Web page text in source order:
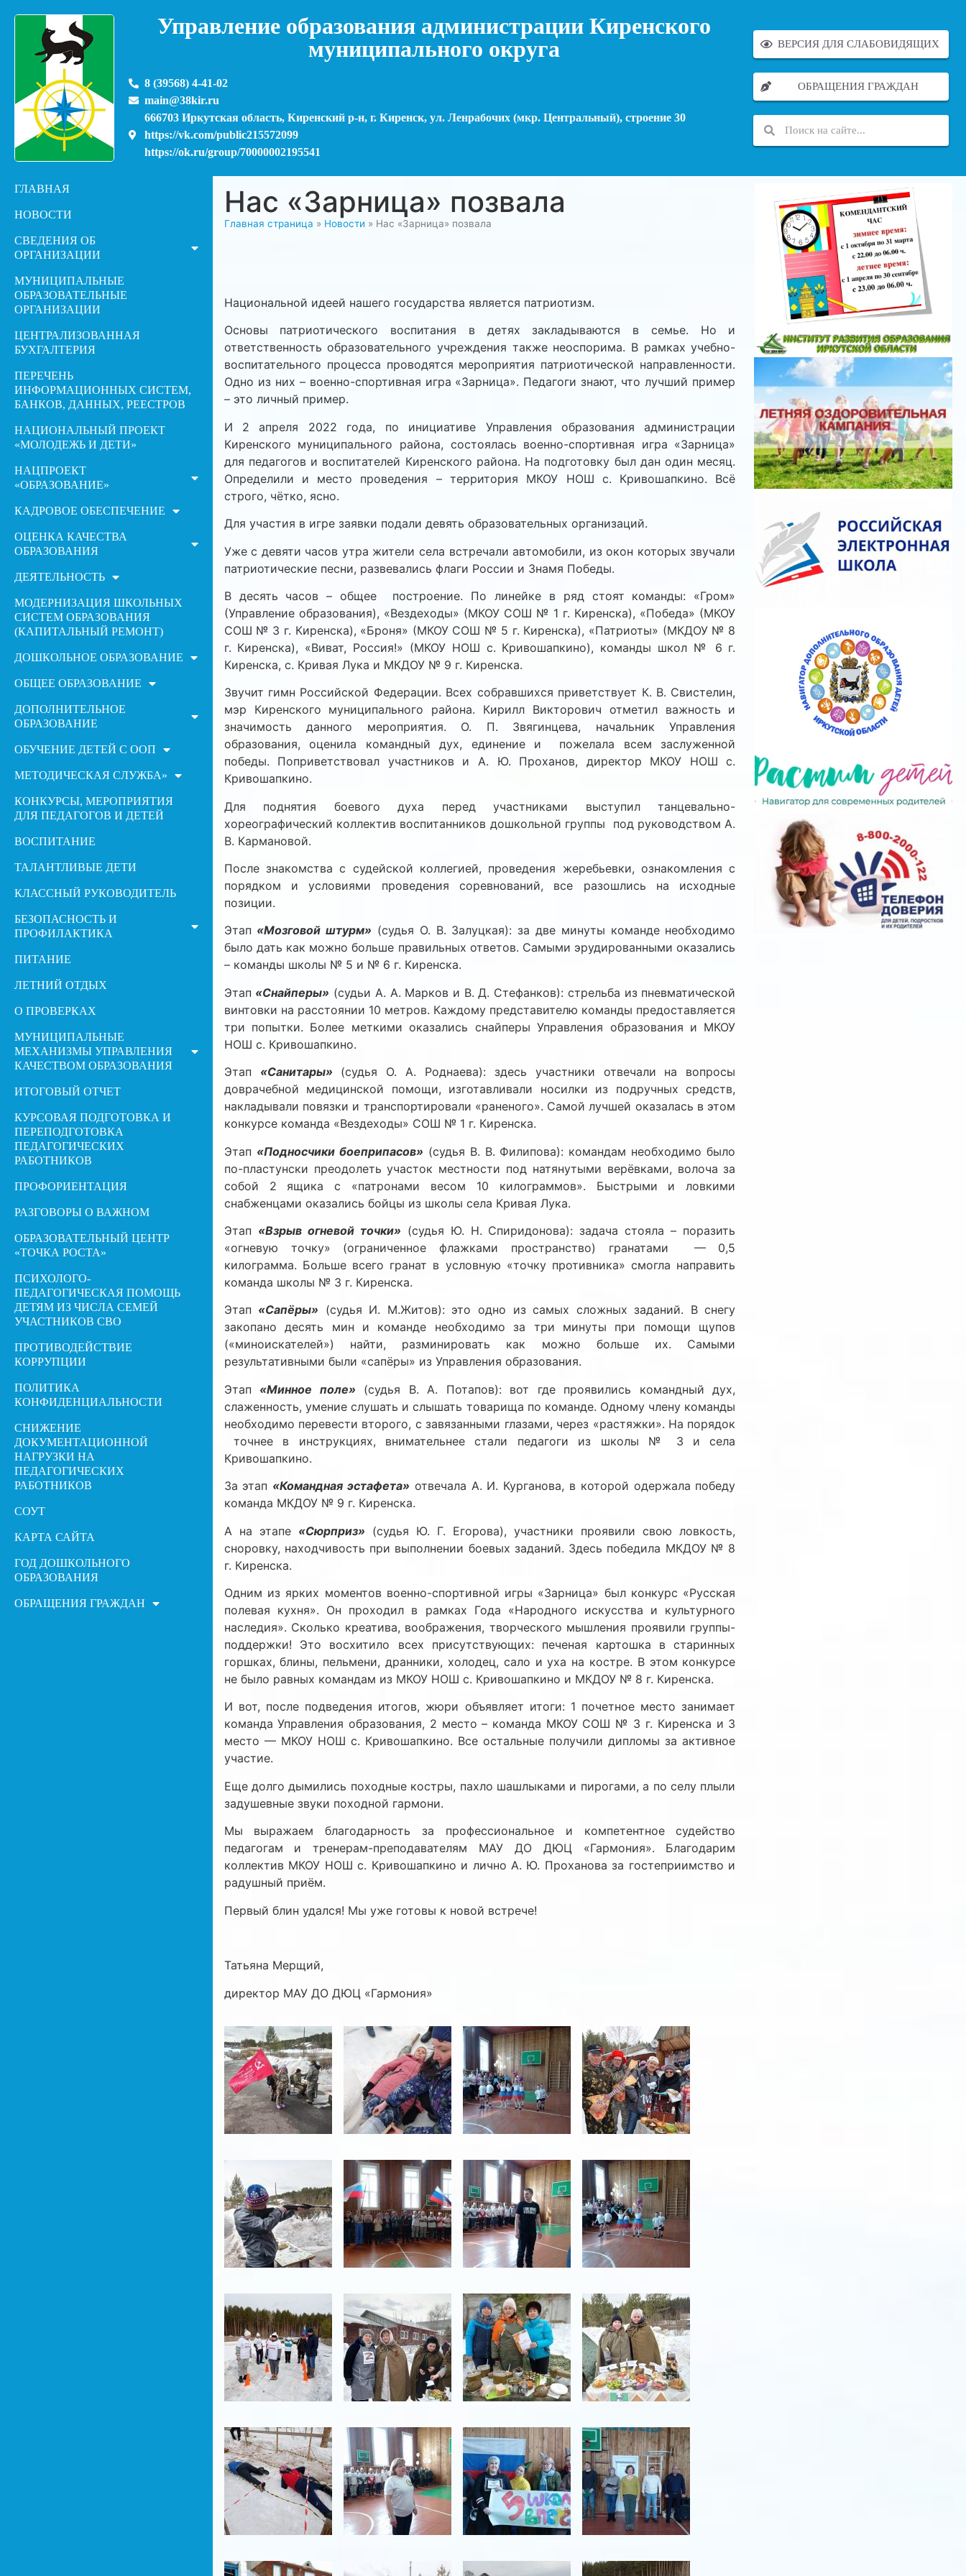
Управление образования администрации Киренского
муниципального округа
8 (39568) 4-41-02
main@38kir.ru
666703 Иркутская область, Киренский р-н, г. Киренск, ул. Ленрабочих (мкр. Центральный), строение 30
https://vk.com/public215572099
https://ok.ru/group/70000002195541
ВЕРСИЯ ДЛЯ СЛАБОВИДЯЩИХ
ОБРАЩЕНИЯ ГРАЖДАН
ГЛАВНАЯ
НОВОСТИ
СВЕДЕНИЯ ОБ
ОРГАНИЗАЦИИ
МУНИЦИПАЛЬНЫЕ
ОБРАЗОВАТЕЛЬНЫЕ
ОРГАНИЗАЦИИ
ЦЕНТРАЛИЗОВАННАЯ
БУХГАЛТЕРИЯ
ПЕРЕЧЕНЬ
ИНФОРМАЦИОННЫХ СИСТЕМ,
БАНКОВ, ДАННЫХ, РЕЕСТРОВ
НАЦИОНАЛЬНЫЙ ПРОЕКТ
«МОЛОДЕЖЬ И ДЕТИ»
НАЦПРОЕКТ
«ОБРАЗОВАНИЕ»
КАДРОВОЕ ОБЕСПЕЧЕНИЕ
ОЦЕНКА КАЧЕСТВА
ОБРАЗОВАНИЯ
ДЕЯТЕЛЬНОСТЬ
МОДЕРНИЗАЦИЯ ШКОЛЬНЫХ
СИСТЕМ ОБРАЗОВАНИЯ
(КАПИТАЛЬНЫЙ РЕМОНТ)
ДОШКОЛЬНОЕ ОБРАЗОВАНИЕ
ОБЩЕЕ ОБРАЗОВАНИЕ
ДОПОЛНИТЕЛЬНОЕ
ОБРАЗОВАНИЕ
ОБУЧЕНИЕ ДЕТЕЙ С ООП
МЕТОДИЧЕСКАЯ СЛУЖБА»
КОНКУРСЫ, МЕРОПРИЯТИЯ
ДЛЯ ПЕДАГОГОВ И ДЕТЕЙ
ВОСПИТАНИЕ
ТАЛАНТЛИВЫЕ ДЕТИ
КЛАССНЫЙ РУКОВОДИТЕЛЬ
БЕЗОПАСНОСТЬ И
ПРОФИЛАКТИКА
ПИТАНИЕ
ЛЕТНИЙ ОТДЫХ
О ПРОВЕРКАХ
МУНИЦИПАЛЬНЫЕ
МЕХАНИЗМЫ УПРАВЛЕНИЯ
КАЧЕСТВОМ ОБРАЗОВАНИЯ
ИТОГОВЫЙ ОТЧЕТ
КУРСОВАЯ ПОДГОТОВКА И
ПЕРЕПОДГОТОВКА
ПЕДАГОГИЧЕСКИХ
РАБОТНИКОВ
ПРОФОРИЕНТАЦИЯ
РАЗГОВОРЫ О ВАЖНОМ
ОБРАЗОВАТЕЛЬНЫЙ ЦЕНТР
«ТОЧКА РОСТА»
ПСИХОЛОГО-
ПЕДАГОГИЧЕСКАЯ ПОМОЩЬ
ДЕТЯМ ИЗ ЧИСЛА СЕМЕЙ
УЧАСТНИКОВ СВО
ПРОТИВОДЕЙСТВИЕ
КОРРУПЦИИ
ПОЛИТИКА
КОНФИДЕНЦИАЛЬНОСТИ
СНИЖЕНИЕ
ДОКУМЕНТАЦИОННОЙ
НАГРУЗКИ НА
ПЕДАГОГИЧЕСКИХ
РАБОТНИКОВ
СОУТ
КАРТА САЙТА
ГОД ДОШКОЛЬНОГО
ОБРАЗОВАНИЯ
ОБРАЩЕНИЯ ГРАЖДАН
Нас «Зарница» позвала
Главная страница » Новости » Нас «Зарница» позвала
Национальной идеей нашего государства является патриотизм.
Основы патриотического воспитания в детях закладываются в семье. Но и
ответственность образовательного учреждения также неоспорима. В рамках учебно-
воспитательного процесса проводятся мероприятия патриотической направленности.
Одно из них – военно-спортивная игра «Зарница». Педагоги знают, что лучший пример
– это личный пример.
И 2 апреля 2022 года, по инициативе Управления образования администрации
Киренского муниципального района, состоялась военно-спортивная игра «Зарница»
для педагогов и воспитателей Киренского района. На подготовку был дан один месяц.
Определили и место проведения – территория МКОУ НОШ с. Кривошапкино. Всё
строго, чётко, ясно.
Для участия в игре заявки подали девять образовательных организаций.
Уже с девяти часов утра жители села встречали автомобили, из окон которых звучали
патриотические песни, развевались флаги России и Знамя Победы.
В десять часов – общее построение. По линейке в ряд стоят команды: «Гром»
(Управление образования), «Вездеходы» (МКОУ СОШ № 1 г. Киренска), «Победа» (МКОУ
СОШ № 3 г. Киренска), «Броня» (МКОУ СОШ № 5 г. Киренска), «Патриоты» (МКДОУ № 8
г. Киренска), «Виват, Россия!» (МКОУ НОШ с. Кривошапкино), команды школ № 6 г.
Киренска, с. Кривая Лука и МКДОУ № 9 г. Киренска.
Звучит гимн Российской Федерации. Всех собравшихся приветствует К. В. Свистелин,
мэр Киренского муниципального района. Кирилл Викторович отметил важность и
значимость данного мероприятия. О. П. Звягинцева, начальник Управления
образования, оценила командный дух, единение и пожелала всем заслуженной
победы. Поприветствовал участников и А. Ю. Проханов, директор МКОУ НОШ с.
Кривошапкино.
Для поднятия боевого духа перед участниками выступил танцевально-
хореографический коллектив воспитанников дошкольной группы под руководством А.
В. Кармановой.
После знакомства с судейской коллегией, проведения жеребьевки, ознакомления с
порядком и условиями проведения соревнований, все разошлись на исходные
позиции.
Этап «Мозговой штурм» (судья О. В. Залуцкая): за две минуты команде необходимо
было дать как можно больше правильных ответов. Самыми эрудированными оказались
– команды школы № 5 и № 6 г. Киренска.
Этап «Снайперы» (судьи А. А. Марков и В. Д. Стефанков): стрельба из пневматической
винтовки на расстоянии 10 метров. Каждому представителю команды предоставляется
три попытки. Более меткими оказались снайперы Управления образования и МКОУ
НОШ с. Кривошапкино.
Этап «Санитары» (судья О. А. Роднаева): здесь участники отвечали на вопросы
доврачебной медицинской помощи, изготавливали носилки из подручных средств,
накладывали повязки и транспортировали «раненого». Самой лучшей оказалась в этом
конкурсе команда «Вездеходы» СОШ № 1 г. Киренска.
Этап «Подносчики боеприпасов» (судья В. В. Филипова): командам необходимо было
по-пластунски преодолеть участок местности под натянутыми верёвками, волоча за
собой 2 ящика с «патронами весом 10 килограммов». Быстрыми и ловкими
снабженцами оказались бойцы из школы села Кривая Лука.
Этап «Взрыв огневой точки» (судья Ю. Н. Спиридонова): задача стояла – поразить
«огневую точку» (ограниченное флажками пространство) гранатами — 0,5
килограмма. Больше всего гранат в условную «точку противника» смогла направить
команда школы № 3 г. Киренска.
Этап «Сапёры» (судья И. М.Житов): это одно из самых сложных заданий. В снегу
закопано десять мин и команде необходимо за три минуты при помощи щупов
(«миноискателей») найти, разминировать как можно больше их. Самыми
результативными были «сапёры» из Управления образования.
Этап «Минное поле» (судья В. А. Потапов): вот где проявились командный дух,
слаженность, умение слушать и слышать товарища по команде. Одному члену команды
необходимо перевести второго, с завязанными глазами, через «растяжки». На порядок
точнее в инструкциях, внимательнее стали педагоги из школы № 3 и села
Кривошапкино.
За этап «Командная эстафета» отвечала А. И. Курганова, в которой одержала победу
команда МКДОУ № 9 г. Киренска.
А на этапе «Сюрприз» (судья Ю. Г. Егорова), участники проявили свою ловкость,
сноровку, находчивость при выполнении боевых заданий. Здесь победила МКДОУ № 8
г. Киренска.
Одним из ярких моментов военно-спортивной игры «Зарница» был конкурс «Русская
полевая кухня». Он проходил в рамках Года «Народного искусства и культурного
наследия». Сколько креатива, воображения, творческого мышления проявили группы-
поддержки! Это восхитило всех присутствующих: печеная картошка в старинных
горшках, блины, пельмени, дранники, холодец, сало и уха на костре. В этом конкурсе
не было равных командам из МКОУ НОШ с. Кривошапкино и МКДОУ № 8 г. Киренска.
И вот, после подведения итогов, жюри объявляет итоги: 1 почетное место занимает
команда Управления образования, 2 место – команда МКОУ СОШ № 3 г. Киренска и 3
место — МКОУ НОШ с. Кривошапкино. Все остальные получили дипломы за активное
участие.
Еще долго дымились походные костры, пахло шашлыками и пирогами, а по селу плыли
задушевные звуки походной гармони.
Мы выражаем благодарность за профессиональное и компетентное судейство
педагогам и тренерам-преподавателям МАУ ДО ДЮЦ «Гармония». Благодарим
коллектив МКОУ НОШ с. Кривошапкино и лично А. Ю. Проханова за гостеприимство и
радушный приём.
Первый блин удался! Мы уже готовы к новой встрече!
Татьяна Мерщий,
директор МАУ ДО ДЮЦ «Гармония»